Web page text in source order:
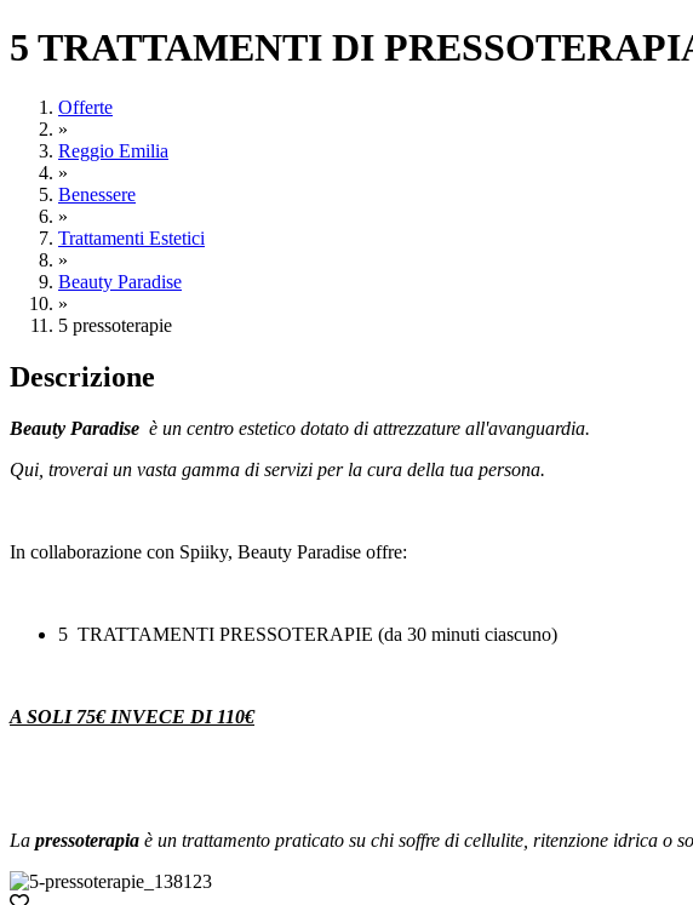
5 TRATTAMENTI DI
Offerte
»
Reggio Emilia
»
Benessere
»
Trattamenti Estetici
»
Beauty Paradise
»
5 pressoterapie
Descrizione
Beauty Paradise è un centro estetico dotato di attrezzature all'avanguardia.
Qui, troverai un vasta gamma di servizi per la cura della tua persona.
In collaborazione con Spiiky, Beauty Paradise offre:
5 TRATTAMENTI PRESSOTERAPIE (da 30 minuti ciascuno)
A SOLI 75€ INVECE DI 110€
La pressoterapia è un trattamento praticato su chi soffre di cellulite, ritenzione idrica o